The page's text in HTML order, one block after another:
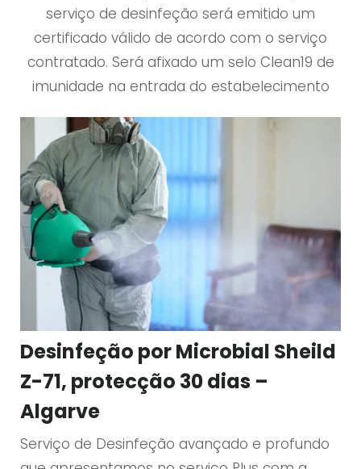
O
serviço de desinfeção será emitido um
certificado válido de acordo com o serviço
contratado. Será afixado um selo Clean19 de
imunidade na entrada do estabelecimento
Desinfeção por Microbial Sheild
Z-71, protecção 30 dias –
Algarve
Serviço de Desinfeção avançado e profundo